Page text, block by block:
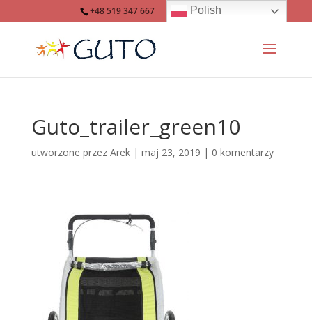
+48 519 347 667 info@guto.eu
Guto_trailer_green10
utworzone przez Arek| maj 23, 2019 | 0 komentarzy
Polish